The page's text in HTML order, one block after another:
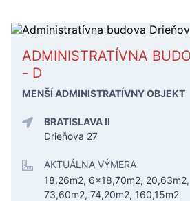
ADMINISTRATÍVNA
- D
MENŠÍ ADMINISTRATÍVNY OBJEKT
BRATISLAVA II
Drieňova 27
AKTUÁLNA VÝMERA
18,26m2, 6x18,70m2,
73,60m2, 74,20m2, 160,15m2